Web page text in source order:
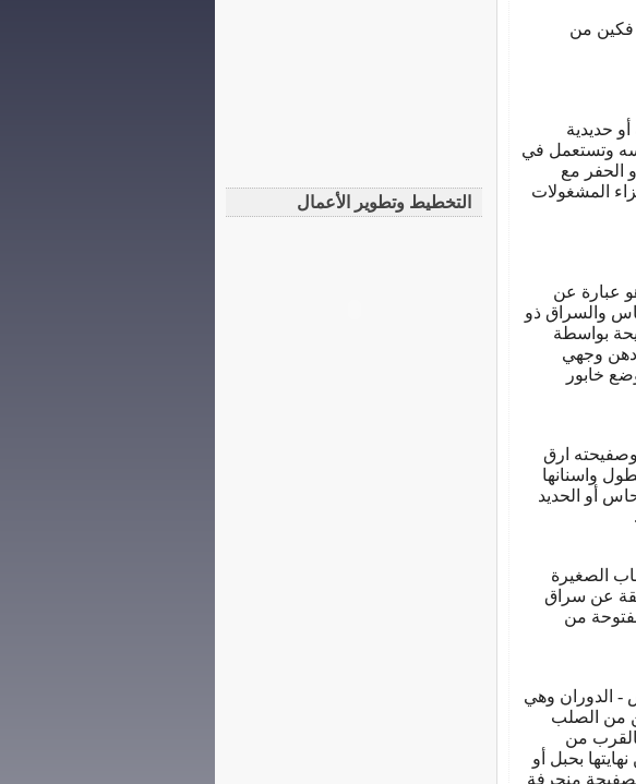
فكين من
حديدية
وتستعمل في
الحفر مع
المشغولات
عبارة عن
والسراق ذو
بواسطة
وجهي
خابور
ارق
واسنانها
أو الحديد
الصغيرة
عن سراق
من
- الدوران وهي
من الصلب
من
بحبل أو
منحرفة
التخطيط وتطوير الأعمال